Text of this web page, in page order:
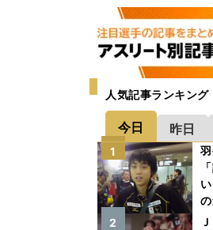
人気記事ランキング
今日 昨日
1
2